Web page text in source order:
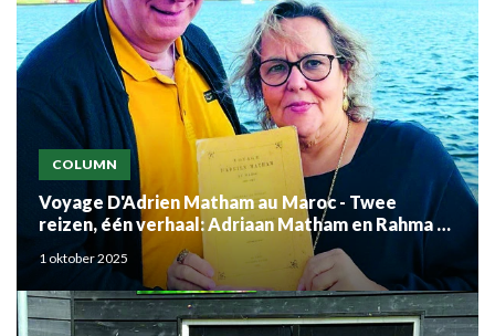
COLUMN
Voyage D'Adrien Matham au Maroc - Twee
reizen, één verhaal: Adriaan Matham en Rahma el
Mouden
1 oktober 2025